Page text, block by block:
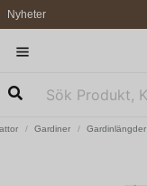
Nyheter
Gardiner Gardinlängder